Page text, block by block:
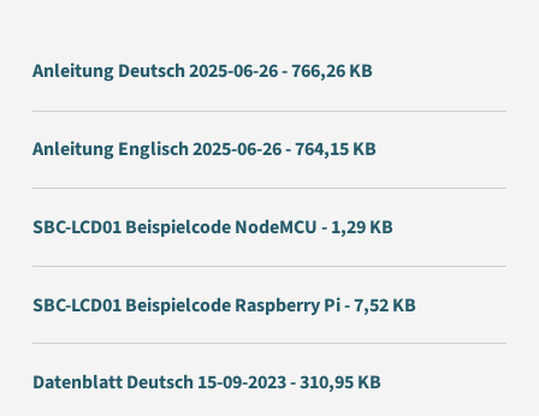
Anleitung Deutsch 2025-06-26 - 766,26 KB
Anleitung Englisch 2025-06-26 - 764,15 KB
SBC-LCD01 Beispielcode NodeMCU - 1,29 KB
SBC-LCD01 Beispielcode Raspberry Pi - 7,52 KB
Datenblatt Deutsch 15-09-2023 - 310,95 KB